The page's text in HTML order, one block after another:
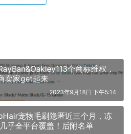
个商标维权，
卖家get起来
2023年9月18日 下午5:14
宠物毛刷隐匿近三个月，冻
乎全平台覆盖！后附名单